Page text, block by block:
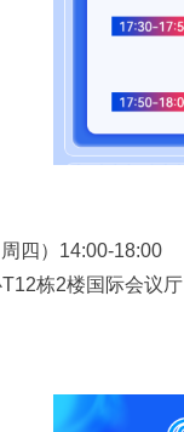
四）14:00-18:00
栋2楼国际会议厅